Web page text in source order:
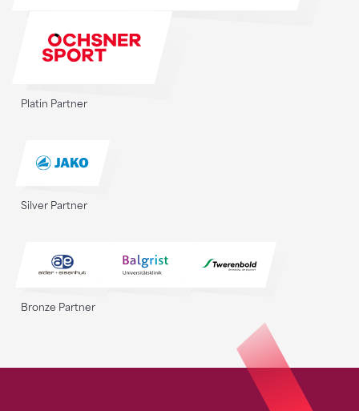
Platin Partner
Silver Partner
Bronze Partner